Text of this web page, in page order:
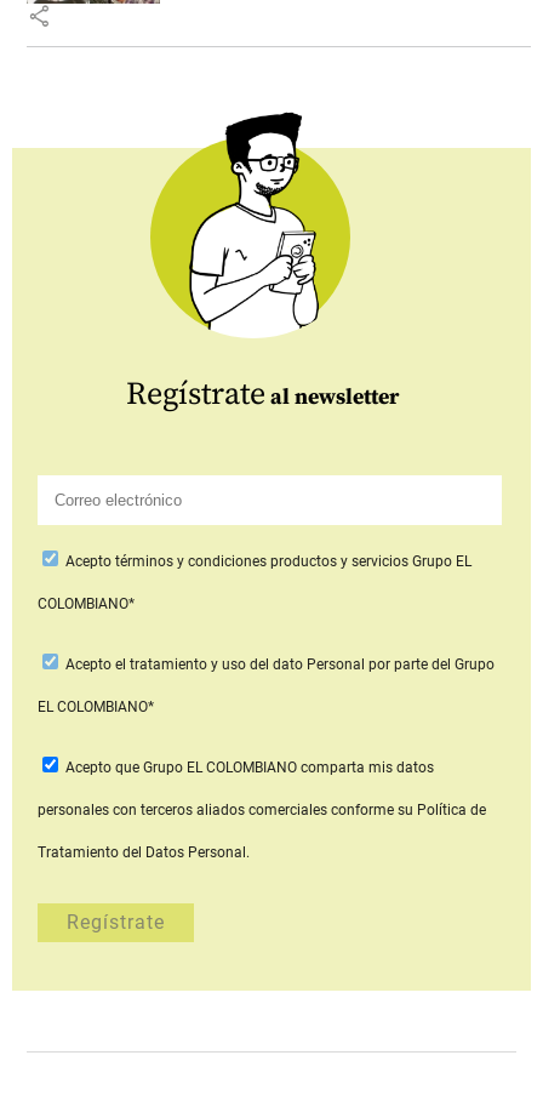
share
Regístrate al newsletter
Aceptotérminos y condiciones productos y serviciosGrupo EL
COLOMBIANO*
Acepto el tratamiento y uso del dato Personal por parte del Grupo
EL COLOMBIANO*
Acepto que Grupo EL COLOMBIANOcomparta mis datos
personales con terceros aliados comerciales conforme su Política de
Tratamiento del Datos Personal.